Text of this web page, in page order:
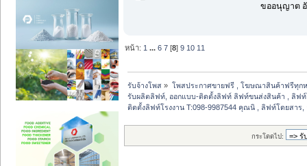
ขออนุญาต
หน้า: 1 ...6 7 [8]9 10 11
รับจ้างโพส » โพสประกาศขายฟรี , โฆษณาสินค้าฟรีทุก
รับผลิตลิฟท์, ออกแบบ-ติดตั้งลิฟท์ ลิฟท์ขนส่งสินค้า , ลิฟท์
ติดตั้งลิฟท์โรงงาน T:098-9987544 คุณนิ , ลิฟท์โดยสา
กระโดดไป: